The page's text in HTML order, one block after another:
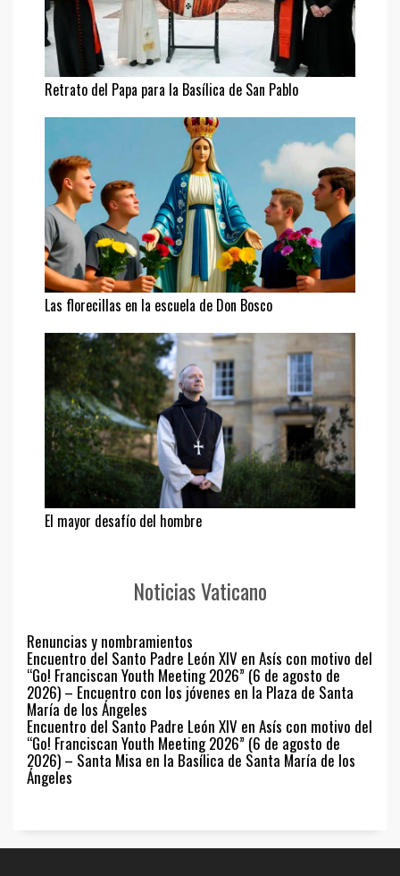
Retrato del Papa para la Basílica de San Pablo
Las florecillas en la escuela de Don Bosco
El mayor desafío del hombre
Noticias Vaticano
Renuncias y nombramientos
Encuentro del Santo Padre León XIV en Asís con motivo del
“Go! Franciscan Youth Meeting 2026” (6 de agosto de
2026) – Encuentro con los jóvenes en la Plaza de Santa
María de los Ángeles
Encuentro del Santo Padre León XIV en Asís con motivo del
“Go! Franciscan Youth Meeting 2026” (6 de agosto de
2026) – Santa Misa en la Basílica de Santa María de los
Ángeles